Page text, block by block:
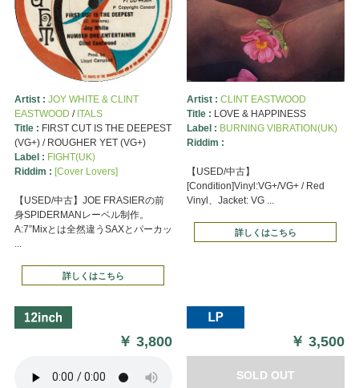
Artist : JOY WHITE & CLINT
EASTWOOD / ITALS
Title : FIRST CUT IS THE DEEPEST
(VG+) / ROUGHER YET (VG+)
Label : FIGHT(UK)
Riddim : [Cover Lovers]
【USED/中古】JOE FRASIERの前
身SPIDERMANレーベル制作。
A:7”Mixとは全然違うSAXとパーカッ
...
詳しくはこちら
￥3,800
Artist : CLINT EASTWOOD
Title : LOVE & HAPPINESS
Label : BURNING VIBRATION(UK)
Riddim :
【USED/中古】
[Condition]Vinyl:VG+/VG+ / Red
Vinyl、Jacket: VG ...
詳しくはこちら
￥3,500
SOLD OUT